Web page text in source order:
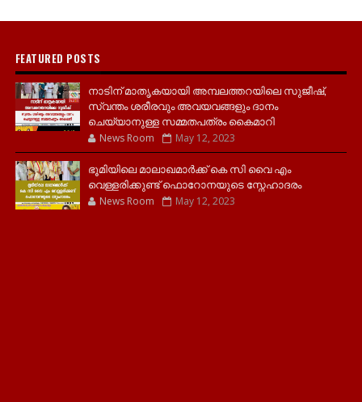
FEATURED POSTS
നാടിന് മാതൃകയായി അമ്പലത്തറയിലെ സുജീഷ്,
സ്വന്തം ശരീരവും അവയവങ്ങളും ദാനം
ചെയ്യാനുള്ള സമ്മതപത്രം കൈമാറി
News Room May 12, 2023
ഭൂമിയിലെ മാലാഖമാർക്ക് കെ സി വൈ എം
വെള്ളരിക്കുണ്ട് ഫൊറോനയുടെ സ്നേഹാദരം
News Room May 12, 2023